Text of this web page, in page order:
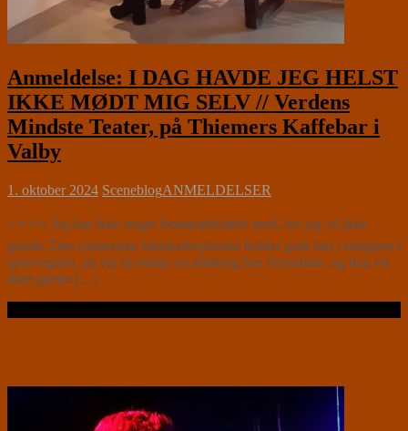
Anmeldelse: I DAG HAVDE JEG HELST
IKKE MØDT MIG SELV // Verdens
Mindste Teater, på Thiemers Kaffebar i
Valby
1. oktober 2024 SceneblogANMELDELSER
⭐⭐⭐⭐ Jeg har ikke noget lommetørklæde med, for jeg vil ikke
græde. Den rumænske fabrikarbejderske holder godt fast i stroppen i
sporvognen, på vej til endnu en afhøring hos Securitate, og hun vil
ikke græde.[…]